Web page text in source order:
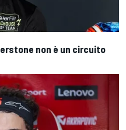
non è un circuito